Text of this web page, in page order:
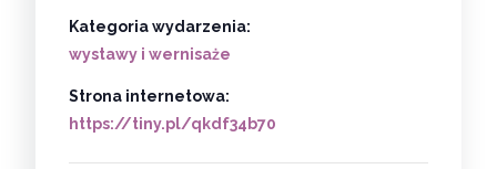
Kategoria wydarzenia:
wystawy i wernisaże
Strona internetowa:
https://tiny.pl/qkdf34b70